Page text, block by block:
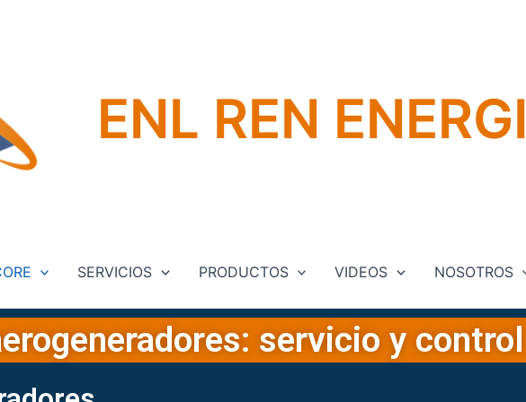
ENL REN ENERGI
SERVICIOS PRODUCTOS VIDEOS NOSOTROS
servicio y control